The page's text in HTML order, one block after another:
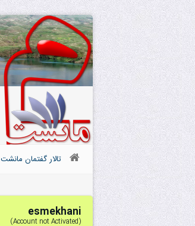
تالار گفتمان مانشت
esmekhani
(Account not Activated)